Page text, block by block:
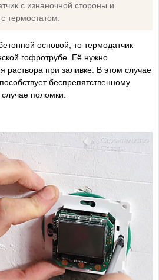
с изнаночной стороны и
термостатом.
основой, то термодатчик
гофротрубе. Её нужно
раствора при заливке. В этом случае
беспрепятственному
поломки.